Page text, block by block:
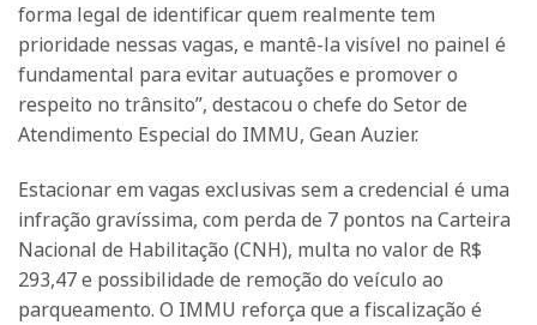
forma legal de identificar quem realmente tem
prioridade nessas vagas, e mantê-la visível no painel é
fundamental para evitar autuações e promover o
respeito no trânsito”, destacou o chefe do Setor de
Atendimento Especial do IMMU, Gean Auzier.
Estacionar em vagas exclusivas sem a credencial é uma
infração gravíssima, com perda de 7 pontos na Carteira
Nacional de Habilitação (CNH), multa no valor de R$
293,47 e possibilidade de remoção do veículo ao
parqueamento. O IMMU reforça que a fiscalização é